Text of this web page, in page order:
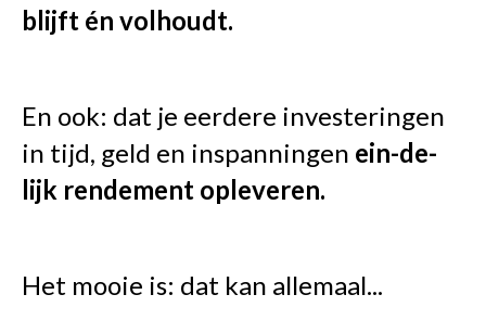
blijft én volhoudt.
En ook: dat je eerdere investeringen
in tijd, geld en inspanningen ein-de-
lijk rendement opleveren.
Het mooie is: dat kan allemaal...